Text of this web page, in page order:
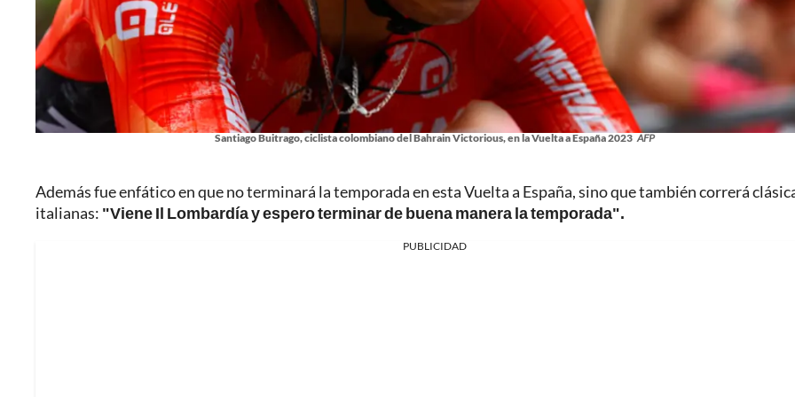
Santiago Buitrago, ciclista colombiano del Bahrain Victorious, en la Vuelta a España 2023 AFP
Además fue enfático en que no terminará la temporada en esta Vuelta a España, sino que también correrá
italianas: "Viene Il Lombardía y espero terminar de buena manera la temporada".
PUBLICIDAD